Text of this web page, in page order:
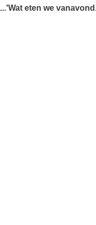
...'Wat eten we